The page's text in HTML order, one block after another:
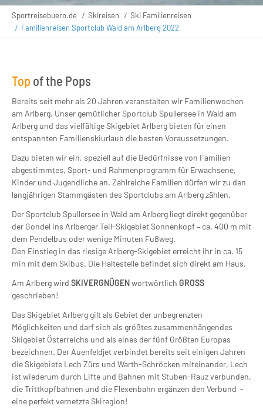
Sportreisebuero.de Skireisen
Ski Familienreisen
Familienreisen Sportclub Wald am Arlberg 2022
Top of the Pops
Bereits seit mehr als 20 Jahren veranstalten wir Familienwochen
am Arlberg. Unser gemütlicher Sportclub Spullersee in Wald am
Arlberg und das vielfältige Skigebiet Arlberg bieten für einen
entspannten Familienskiurlaub die besten Voraussetzungen.
Dazu bieten wir ein, speziell auf die Bedürfnisse von Familien
abgestimmtes, Sport- und Rahmenprogramm für Erwachsene,
Kinder und Jugendliche an. Zahlreiche Familien dürfen wir zu den
langjährigen Stammgästen des Sportclubs am Arlberg zählen.
Der Sportclub Spullersee in Wald am Arlberg liegt direkt gegenüber
der Gondel ins Arlberger Teil-Skigebiet Sonnenkopf – ca. 400 m mit
dem Pendelbus oder wenige Minuten Fußweg.
Den Einstieg in das riesige Arlberg-Skigebiet erreicht ihr in ca. 15
min mit dem Skibus. Die Haltestelle befindet sich direkt am Haus.
Am Arlberg wird SKIVERGNÜGENwortwörtlich GROSS
geschrieben!
Das Skigebiet Arlberg gilt als Gebiet der unbegrenzten
Möglichkeiten und darf sich als größtes zusammenhängendes
Skigebiet Österreichs und als eines der fünf Größten Europas
bezeichnen. Der Auenfeldjet verbindet bereits seit einigen Jahren
die Skigebiete Lech Zürs und Warth-Schröcken miteinander, Lech
ist wiederum durch Lifte und Bahnen mit Stuben-Rauz verbunden,
die Trittkopfbahnen und die Flexenbahn ergänzen den Verbund -
eine perfekt vernetzte Skiregion!